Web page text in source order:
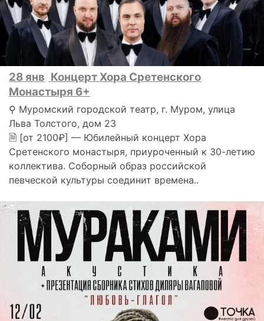
28 янв Концерт Хора Сретенского
Монастыря 6+
⚲ Муромский городской театр, г. Муром, улица
Льва Толстого, дом 23
🗎 [от 2100₽] — Юбилейный концерт Хора
Сретенского монастыря, приуроченный к 30-летию
коллектива. Соборный образ российской
певческой культуры соединит времена..